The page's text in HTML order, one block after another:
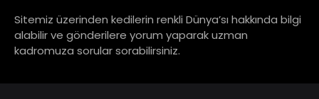
Sitemiz üzerinden kedilerin renkli Dünya’sı hakkında bilgi
alabilir ve gönderilere yorum yaparak uzman
kadromuza sorular sorabilirsiniz.